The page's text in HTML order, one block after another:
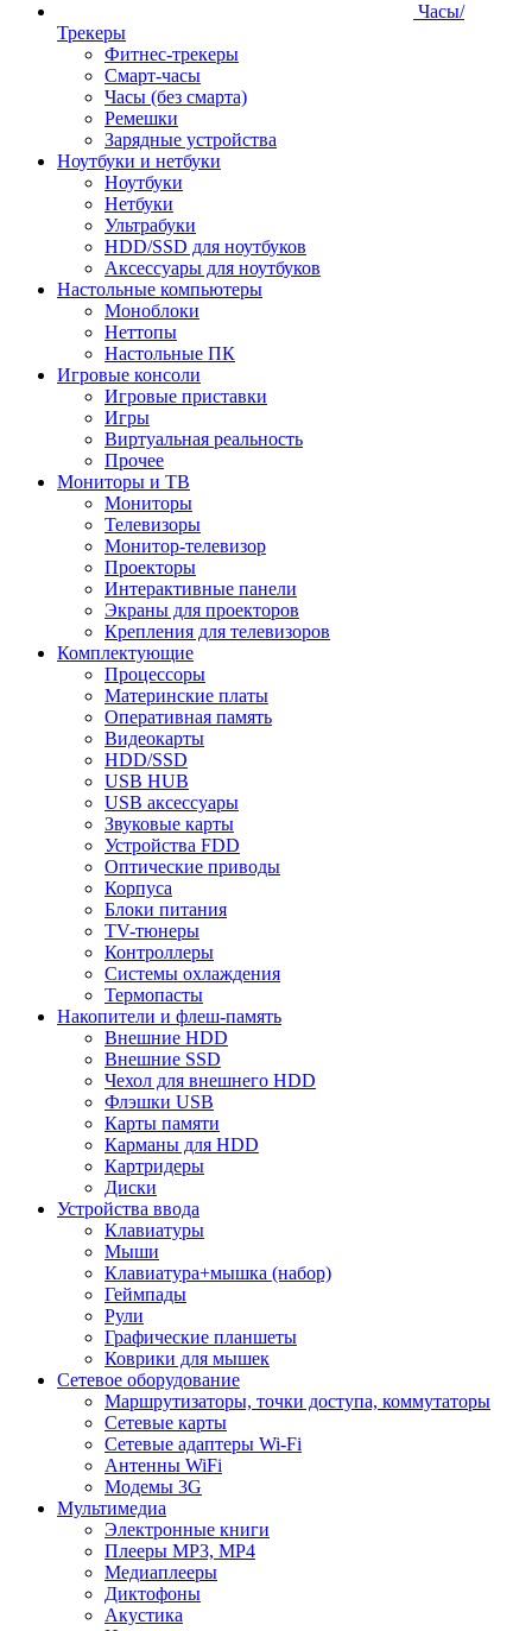
Часы/
Трекеры
Фитнес-трекеры
Смарт-часы
Часы (без смарта)
Ремешки
Зарядные устройства
Ноутбуки и нетбуки
Ноутбуки
Нетбуки
Ультрабуки
HDD/SSD для ноутбуков
Аксессуары для ноутбуков
Настольные компьютеры
Моноблоки
Неттопы
Настольные ПК
Игровые консоли
Игровые приставки
Игры
Виртуальная реальность
Прочее
Мониторы и ТВ
Мониторы
Телевизоры
Монитор-телевизор
Проекторы
Интерактивные панели
Экраны для проекторов
Крепления для телевизоров
Комплектующие
Процессоры
Материнские платы
Оперативная память
Видеокарты
HDD/SSD
USB HUB
USB аксессуары
Звуковые карты
Устройства FDD
Оптические приводы
Корпуса
Блоки питания
TV-тюнеры
Контроллеры
Системы охлаждения
Термопасты
Накопители и флеш-память
Внешние HDD
Внешние SSD
Чехол для внешнего HDD
Флэшки USB
Карты памяти
Карманы для HDD
Картридеры
Диски
Устройства ввода
Клавиатуры
Мыши
Клавиатура+мышка (набор)
Геймпады
Рули
Графические планшеты
Коврики для мышек
Сетевое оборудование
Маршрутизаторы, точки доступа, коммутаторы
Сетевые карты
Сетевые адаптеры Wi-Fi
Антенны WiFi
Модемы 3G
Мультимедиа
Электронные книги
Плееры MP3, MP4
Медиаплееры
Диктофоны
Акустика